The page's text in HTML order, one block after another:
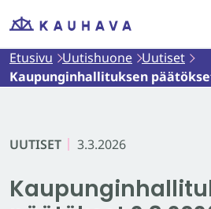
Siirry
Etusivu
Etusivu Uutishuone Uutiset
Kaupunginhallituksen
UUTISET 3.3.2026